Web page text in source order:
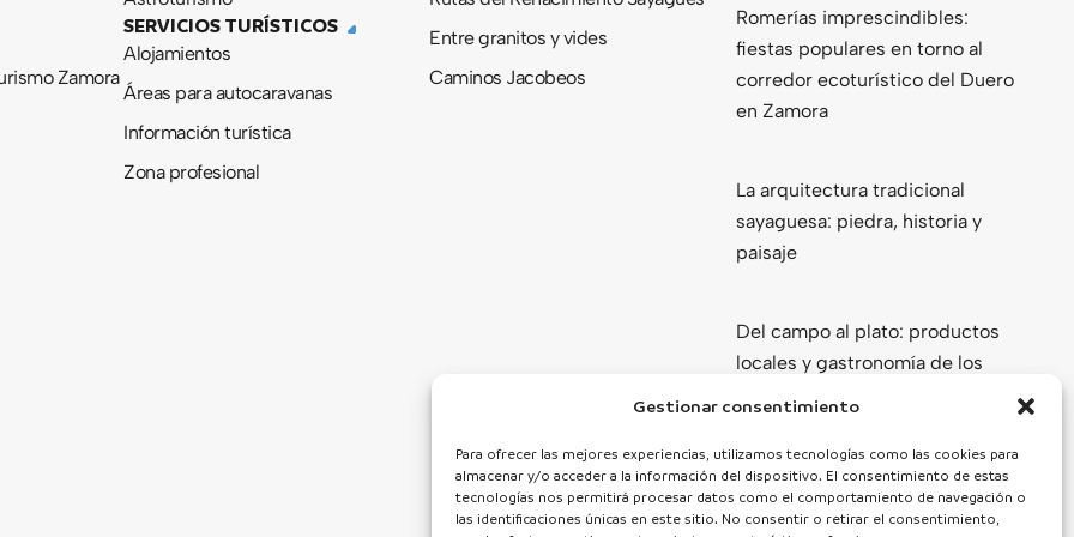
Gestionar consentimiento
Para ofrecer las mejores experiencias, utilizamos tecnologías como las cookies para
almacenar y/o acceder a la información del dispositivo. El consentimiento de estas
tecnologías nos permitirá procesar datos como el comportamiento de navegación o
las identificaciones únicas en este sitio. No consentir o retirar el consentimiento,
Zamora
SERVICIOS TURÍSTICOS
Alojamientos
Áreas para autocaravanas
Información turística
Zona profesional
Entre granitos y vides
Caminos Jacobeos
Romerías imprescindibles:
fiestas populares en torno al
corredor ecoturístico del Duero
en Zamora
La arquitectura tradicional
sayaguesa: piedra, historia y
paisaje
Del campo al plato: productos
locales y gastronomía de los
Ver todas